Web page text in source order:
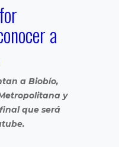
a
a Biobío,
y
que será